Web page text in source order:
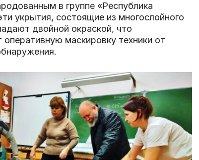
в группе «Республика
укрытия, состоящие из многослойного
двойной окраской, что
оперативную маскировку техники от